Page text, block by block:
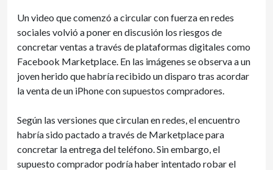
Un video que comenzó a circular con fuerza en redes
sociales volvió a poner en discusión los riesgos de
concretar ventas a través de plataformas digitales como
Facebook Marketplace. En las imágenes se observa a un
joven herido que habría recibido un disparo tras acordar
la venta de un iPhone con supuestos compradores.
Según las versiones que circulan en redes, el encuentro
habría sido pactado a través de Marketplace para
concretar la entrega del teléfono. Sin embargo, el
supuesto comprador podría haber intentado robar el